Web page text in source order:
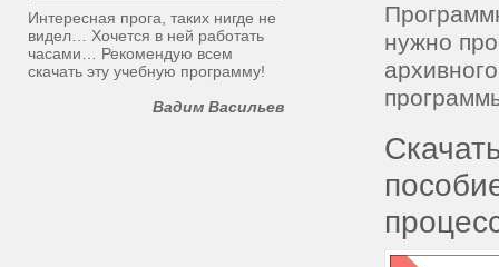
нужно
Интересная прога, таких нигде не
видел… Хочется в ней работать
часами… Рекомендую всем
скачать эту учебную программу!
Вадим Васильев